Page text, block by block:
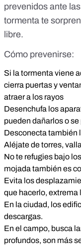
prevenidos ante las
tormenta te
libre.
Cómo prevenirse:
Si la tormenta viene
cierra puertas y
atraer a los rayos
Desenchufa los
pueden dañarlos o
Desconecta también
Aléjate de torres,
No te refugies bajo
mojada también es
Evita los
que hacerlo, extrema
En la ciudad, los
descargas.
En el campo, busca
profundos, son más